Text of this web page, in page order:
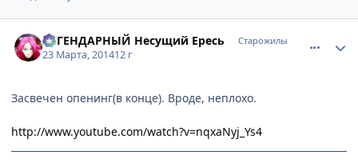
ЛЕГЕНДАРНЫЙ Несущий Ересь Старожилы
23 Марта, 201412 г
Засвечен опенинг(в конце). Вроде, неплохо.
http://www.youtube.com/watch?v=nqxaNyj_Ys4